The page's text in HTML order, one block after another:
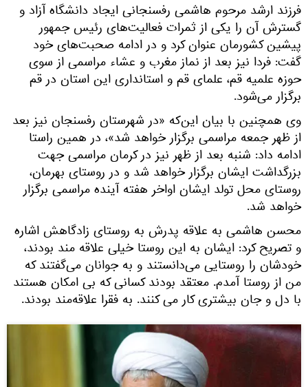
فرزند ارشد مرحوم هاشمی رفسنجانی ایجاد دانشگاه آزاد و
گسترش آن را یکی از ثمرات فعالیت‌های رئیس جمهور
پیشین کشورمان عنوان کرد و در ادامه صحبت‌های خود
گفت: فردا نیز بعد از نماز مغرب و عشاء مراسمی از سوی
حوزه علمیه قم، علمای قم و استانداری این استان در قم
برگزار می‌شود.
وی همچنین با بیان این‌که «در شهرستان رفسنجان نیز بعد
از ظهر جمعه مراسمی برگزار خواهد شد»، در همین راستا
ادامه داد: شنبه بعد از ظهر نیز در کرمان مراسمی جهت
بزرگداشت ایشان برگزار خواهد شد و در روستای بهرمان،
روستای محل تولد ایشان اواخر هفته آینده مراسمی برگزار
خواهد شد.
محسن هاشمی به علاقه پدرش به روستای زادگاهش اشاره
و تصریح کرد: ایشان به این روستا خیلی علاقه مند بودند،
خودشان را روستایی می‌دانستند و به جوانان می‌گفتند که
من از روستا آمدم. معتقد بودند کسانی که بی امکان هستند
با دل و جان بیشتری کار می کنند. به فقرا علاقه‌مند بودند.